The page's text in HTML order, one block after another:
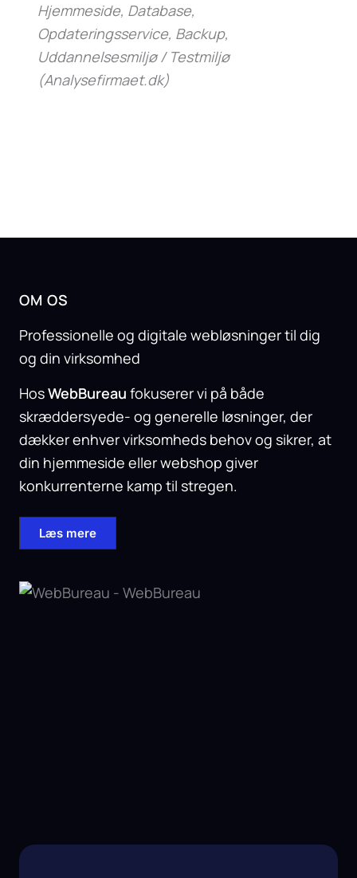
Hjemmeside, Database,
Opdateringsservice, Backup,
Uddannelsesmiljø / Testmiljø
(Analysefirmaet.dk)
OM OS
Professionelle og digitale webløsninger til dig
og din virksomhed
HosWebBureau fokuserer vi på både
skræddersyede- og generelle løsninger, der
dækker enhver virksomheds behov og sikrer, at
din hjemmeside eller webshop giver
konkurrenterne kamp til stregen.
Læs mere